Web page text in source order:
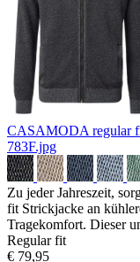
CASAMODA regular
783F.jpg
Zu jeder Jahreszeit,
fit Strickjacke an
Tragekomfort. Dieser
Regular fit
€ 79,95